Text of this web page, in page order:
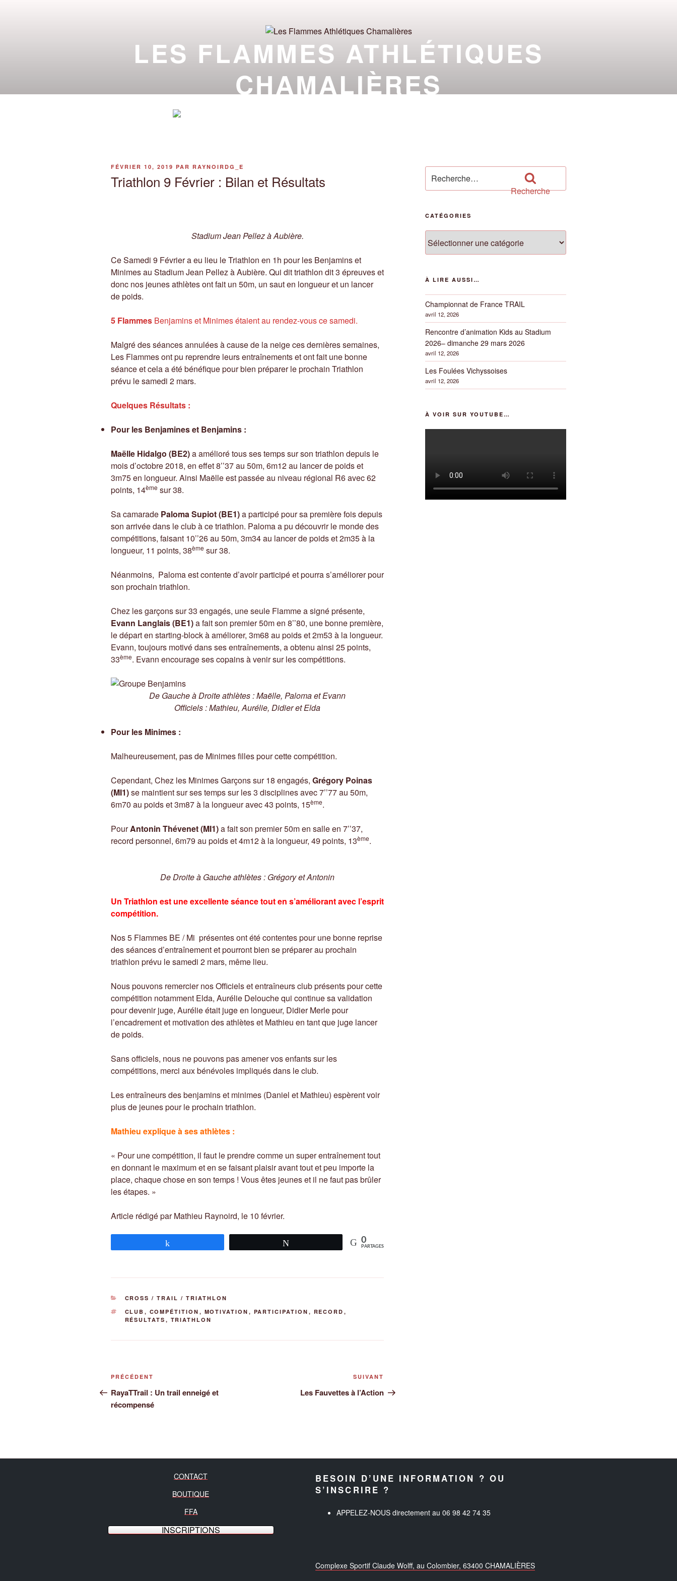
LES FLAMMES ATHLÉTIQUES
CHAMALIÈRES
DE L'INITIATION À LA PRATIQUE ATHLÉTIQUE AU PIED DU PUY DE DÔME
PUBLIÉ
FÉVRIER 10, 2019 PAR RAYNOIRDG_E
Triathlon 9 Février : Bilan et Résultats
Stadium Jean Pellez à Aubière.
Ce Samedi 9 Février a eu lieu le Triathlon en 1h pour les Benjamins et
Minimes au Stadium Jean Pellez à Aubière. Qui dit triathlon dit 3 épreuves et
donc nos jeunes athlètes ont fait un 50m, un saut en longueur et un lancer
de poids.
5 Flammes Benjamins et Minimes étaient au rendez-vous ce samedi.
Malgré des séances annulées à cause de la neige ces dernières semaines,
Les Flammes ont pu reprendre leurs entraînements et ont fait une bonne
séance et cela a été bénéfique pour bien préparer le prochain Triathlon
prévu le samedi 2 mars.
Quelques Résultats :
Pour les Benjamines et Benjamins :
Maëlle Hidalgo (BE2)a amélioré tous ses temps sur son triathlon depuis le
mois d’octobre 2018, en effet 8’’37 au 50m, 6m12 au lancer de poids et
3m75 en longueur. Ainsi Maëlle est passée au niveau régional R6 avec 62
points, 14ème sur 38.
Sa camarade Paloma Supiot (BE1)a participé pour sa première fois depuis
son arrivée dans le club à ce triathlon. Paloma a pu découvrir le monde des
compétitions, faisant 10’’26 au 50m, 3m34 au lancer de poids et 2m35 à la
longueur, 11 points, 38ème sur 38.
Néanmoins, Paloma est contente d’avoir participé et pourra s’améliorer pour
son prochain triathlon.
Chez les garçons sur 33 engagés, une seule Flamme a signé présente,
Evann Langlais (BE1)a fait son premier 50m en 8’’80, une bonne première,
le départ en starting-block à améliorer, 3m68 au poids et 2m53 à la longueur.
Evann, toujours motivé dans ses entraînements, a obtenu ainsi 25 points,
33ème. Evann encourage ses copains à venir sur les compétitions.
De Gauche à Droite athlètes : Maëlle, Paloma et Evann
Officiels : Mathieu, Aurélie, Didier et Elda
Pour les Minimes :
Malheureusement, pas de Minimes filles pour cette compétition.
Cependant, Chez les Minimes Garçons sur 18 engagés, Grégory Poinas
(MI1)se maintient sur ses temps sur les 3 disciplines avec 7’’77 au 50m,
6m70 au poids et 3m87 à la longueur avec 43 points, 15ème.
PourAntonin Thévenet (MI1)a fait son premier 50m en salle en 7’’37,
record personnel, 6m79 au poids et 4m12 à la longueur, 49 points, 13ème.
De Droite à Gauche athlètes : Grégory et Antonin
Un Triathlon est une excellente séance tout en s’améliorant avec l’esprit
compétition.
Nos 5 Flammes BE / Mi présentes ont été contentes pour une bonne reprise
des séances d’entraînement et pourront bien se préparer au prochain
triathlon prévu le samedi 2 mars, même lieu.
Nous pouvons remercier nos Officiels et entraîneurs club présents pour cette
compétition notamment Elda, Aurélie Delouche qui continue sa validation
pour devenir juge, Aurélie était juge en longueur, Didier Merle pour
l’encadrement et motivation des athlètes et Mathieu en tant que juge lancer
de poids.
Sans officiels, nous ne pouvons pas amener vos enfants sur les
compétitions, merci aux bénévoles impliqués dans le club.
Les entraîneurs des benjamins et minimes (Daniel et Mathieu) espèrent voir
plus de jeunes pour le prochain triathlon.
Mathieu explique à ses athlètes :
« Pour une compétition, il faut le prendre comme un super entraînement tout
en donnant le maximum et en se faisant plaisir avant tout et peu importe la
place, chaque chose en son temps ! Vous êtes jeunes et il ne faut pas brûler
les étapes. »
Article rédigé par Mathieu Raynoird, le 10 février.
0
PARTAGES
CATÉGORIES
CROSS / TRAIL / TRIATHLON
ÉTIQUETTES
CLUB , COMPÉTITION , MOTIVATION , PARTICIPATION , RECORD ,
RÉSULTATS , TRIATHLON
Navigation
de
l’article
Article
précédent
PRÉCÉDENT
RayaTTrail : Un trail enneigé et
récompensé
suivant
SUIVANT
Les Fauvettes à l’Action
pour
:
Recherche
CATÉGORIES
À LIRE AUSSI…
Championnat de France TRAIL
avril 12, 2026
Rencontre d’animation Kids au Stadium
2026– dimanche 29 mars 2026
avril 12, 2026
Les Foulées Vichyssoises
avril 12, 2026
À VOIR SUR YOUTUBE…
CONTACT
BOUTIQUE
FFA
INSCRIPTIONS
BESOIN D’UNE INFORMATION ? OU
S’INSCRIRE ?
APPELEZ-NOUS directement au 06 98 42 74 35
Complexe Sportif Claude Wolff, au Colombier, 63400 CHAMALIÈRES